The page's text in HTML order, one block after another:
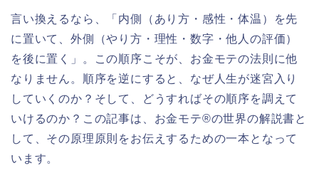
言い換えるなら、「内側（あり方・感性・体温）を先
に置いて、外側（やり方・理性・数字・他人の評価）
を後に置く」。この順序こそが、お金モテの法則に他
なりません。順序を逆にすると、なぜ人生が迷宮入り
していくのか？そして、どうすればその順序を調えて
いけるのか？この記事は、お金モテ®の世界の解説書と
して、その原理原則をお伝えするための一本となって
います。